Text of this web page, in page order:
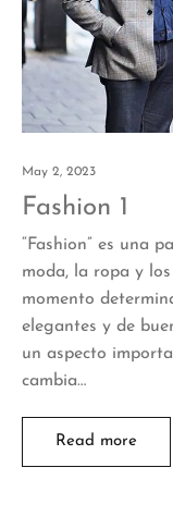
May 2, 2023
Fashion 1
“Fashion” es una
moda, la ropa y
momento
elegantes y de
un aspecto
cambia…
Read more